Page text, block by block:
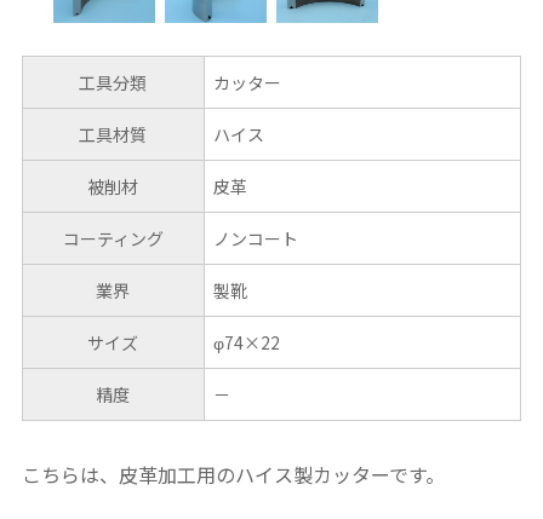
工具分類 カッター
工具材質 ハイス
被削材 皮革
コーティング ノンコート
業界 製靴
サイズ φ74×22
精度 －
こちらは、皮革加工用のハイス製カッターです。